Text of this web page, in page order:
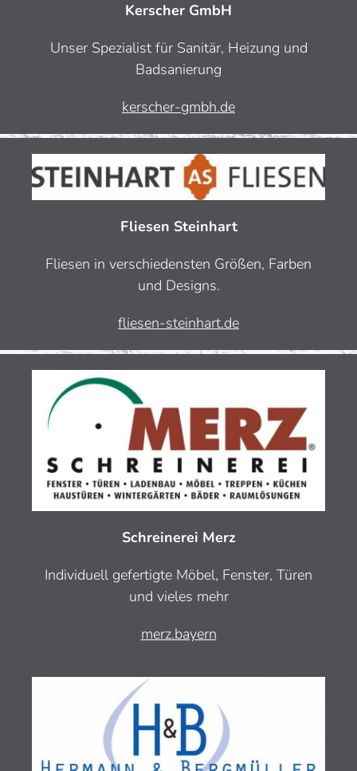
Kerscher GmbH
Unser Spezialist für Sanitär, Heizung und
Badsanierung
kerscher-gmbh.de
Fliesen Steinhart
Fliesen in verschiedensten Größen, Farben
und Designs.
fliesen-steinhart.de
Schreinerei Merz
Individuell gefertigte Möbel, Fenster, Türen
und vieles mehr
merz.bayern